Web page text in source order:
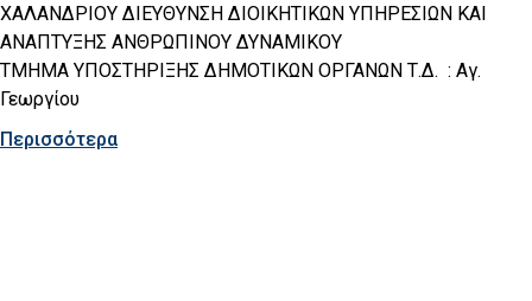
ΧΑΛΑΝΔΡΙΟΥ ΔΙΕΥΘΥΝΣΗ ΔΙΟΙΚΗΤΙΚΩΝ ΥΠΗΡΕΣΙΩΝ ΚΑΙ
ΑΝΑΠΤΥΞΗΣ ΑΝΘΡΩΠΙΝΟΥ ΔΥΝΑΜΙΚΟΥ
ΤΜΗΜΑ ΥΠΟΣΤΗΡΙΞΗΣ ΔΗΜΟΤΙΚΩΝ ΟΡΓΑΝΩΝ Τ.Δ. : Αγ.
Γεωργίου
Περισσότερα